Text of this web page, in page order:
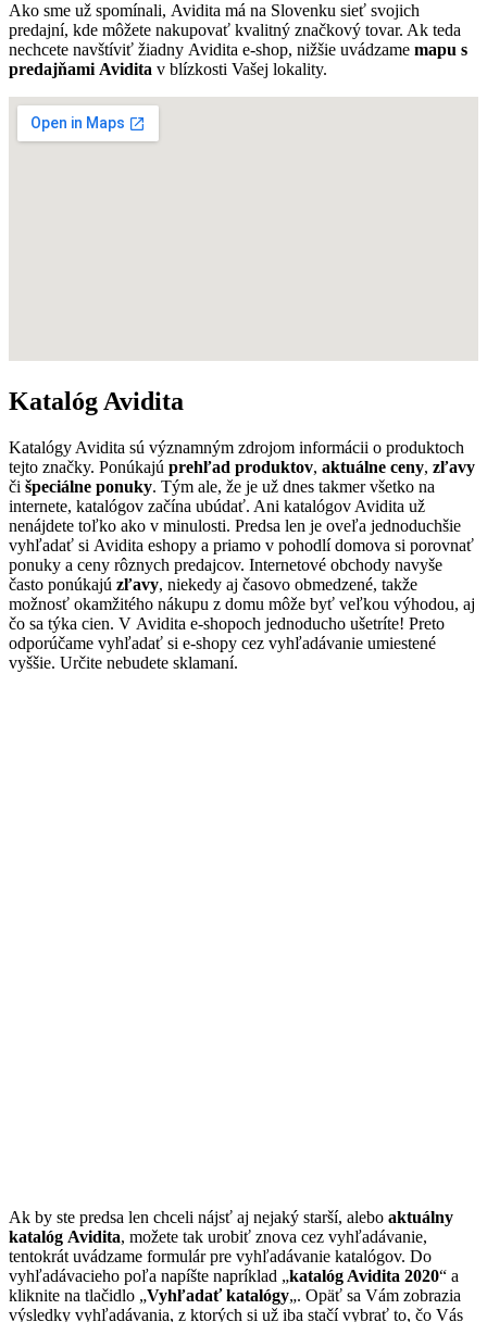
Ako sme už spomínali, Avidita má na Slovenku sieť svojich
predajní, kde môžete nakupovať kvalitný značkový tovar. Ak teda
nechcete navštíviť žiadny Avidita e-shop, nižšie uvádzame mapu s
predajňami Avidita v blízkosti Vašej lokality.
Katalóg Avidita
Katalógy Avidita sú významným zdrojom informácii o produktoch
tejto značky. Ponúkajú prehľad produktov, aktuálne ceny, zľavy
či špeciálne ponuky. Tým ale, že je už dnes takmer všetko na
internete, katalógov začína ubúdať. Ani katalógov Avidita už
nenájdete toľko ako v minulosti. Predsa len je oveľa jednoduchšie
vyhľadať si Avidita eshopy a priamo v pohodlí domova si porovnať
ponuky a ceny rôznych predajcov. Internetové obchody navyše
často ponúkajú zľavy, niekedy aj časovo obmedzené, takže
možnosť okamžitého nákupu z domu môže byť veľkou výhodou, aj
čo sa týka cien. V Avidita e-shopoch jednoducho ušetríte! Preto
odporúčame vyhľadať si e-shopy cez vyhľadávanie umiestené
vyššie. Určite nebudete sklamaní.
Ak by ste predsa len chceli nájsť aj nejaký starší, alebo aktuálny
katalóg Avidita, možete tak urobiť znova cez vyhľadávanie,
tentokrát uvádzame formulár pre vyhľadávanie katalógov. Do
vyhľadávacieho poľa napíšte napríklad „katalóg Avidita 2020“ a
kliknite na tlačidlo „Vyhľadať katalógy„. Opäť sa Vám zobrazia
výsledky vyhľadávania, z ktorých si už iba stačí vybrať to, čo Vás